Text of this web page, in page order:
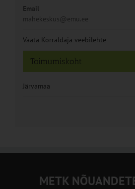
Toimumiskoht
Järvamaa
Email
mahekeskus@emu.ee
Vaata Korraldaja veebilehte
METK